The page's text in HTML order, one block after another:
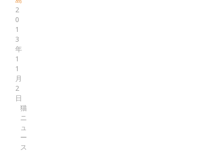
2
0
1
3
年
1
1
月
2
日
猫
ニ
ュ
ー
ス